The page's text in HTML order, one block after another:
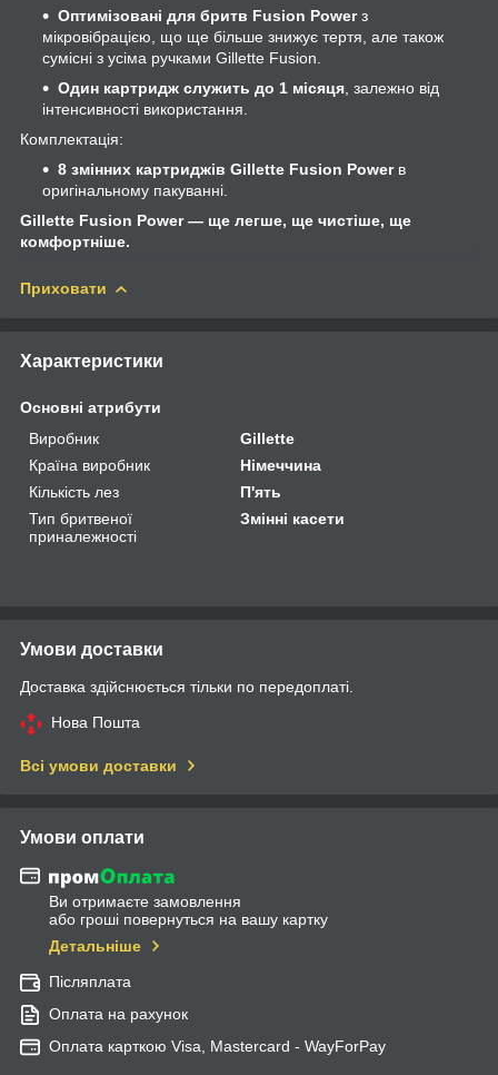
Оптимізовані для бритв Fusion Powerз
мікровібрацією, що ще більше знижує тертя, але також
сумісні з усіма ручками Gillette Fusion.
Один картридж служить до 1 місяця , залежно від
інтенсивності використання.
Комплектація:
8 змінних картриджів Gillette Fusion Powerв
оригінальному пакуванні.
Gillette Fusion Power — ще легше, ще чистіше, ще
комфортніше.
Приховати
Характеристики
Основні атрибути
Виробник
Gillette
Країна виробник
Німеччина
Кількість лез
П'ять
Тип бритвеної
приналежності
Змінні касети
Умови доставки
Доставка здійснюється тільки по передоплаті.
Нова Пошта
Всі умови доставки
Умови оплати
Ви отримаєте замовлення
або гроші повернуться на вашу картку
Детальніше
Післяплата
Оплата на рахунок
Оплата карткою Visa, Mastercard - WayForPay